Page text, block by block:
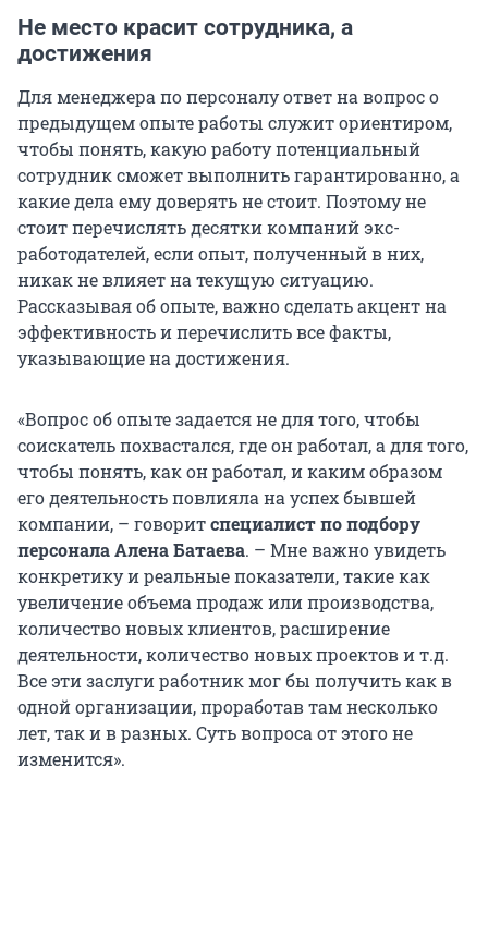
Не место красит сотрудника, а
достижения
Для менеджера по персоналу ответ на вопрос о
предыдущем опыте работы служит ориентиром,
чтобы понять, какую работу потенциальный
сотрудник сможет выполнить гарантированно, а
какие дела ему доверять не стоит. Поэтому не
стоит перечислять десятки компаний экс-
работодателей, если опыт, полученный в них,
никак не влияет на текущую ситуацию.
Рассказывая об опыте, важно сделать акцент на
эффективность и перечислить все факты,
указывающие на достижения.
«Вопрос об опыте задается не для того, чтобы
соискатель похвастался, где он работал, а для того,
чтобы понять, как он работал, и каким образом
его деятельность повлияла на успех бывшей
компании, – говоритспециалист по подбору
персонала Алена Батаева. – Мне важно увидеть
конкретику и реальные показатели, такие как
увеличение объема продаж или производства,
количество новых клиентов, расширение
деятельности, количество новых проектов и т.д.
Все эти заслуги работник мог бы получить как в
одной организации, проработав там несколько
лет, так и в разных. Суть вопроса от этого не
изменится».